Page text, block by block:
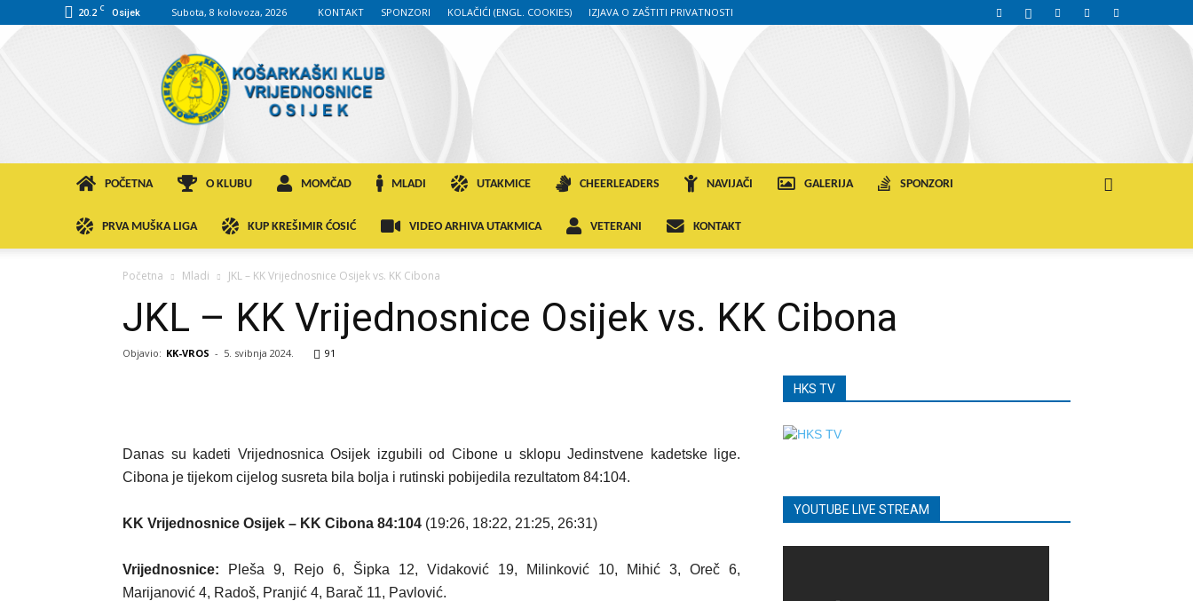
20.2 C Osijek Subota, 8 kolovoza, 2026 KONTAKT SPONZORI KOLAČIĆI (ENGL. COOKIES) IZJAVA O ZAŠTITI PRIVATNOSTI
KK
VROS
POČETNA O KLUBU MOMČAD MLADI UTAKMICE CHEERLEADERS NAVIJAČI GALERIJA SPONZORI
PRVA MUŠKA LIGA KUP KREŠIMIR ĆOSIĆ VIDEO ARHIVA UTAKMICA VETERANI KONTAKT
Početna Mladi JKL – KK Vrijednosnice Osijek vs. KK Cibona
JKL – KK Vrijednosnice Osijek vs. KK Cibona
Objavio: KK-VROS - 5. svibnja 2024. 91
Danas su kadeti Vrijednosnica Osijek izgubili od Cibone u sklopu Jedinstvene kadetske lige.
Cibona je tijekom cijelog susreta bila bolja i rutinski pobijedila rezultatom 84:104.
KK Vrijednosnice Osijek – KK Cibona 84:104 (19:26, 18:22, 21:25, 26:31)
Vrijednosnice: Pleša 9, Rejo 6, Šipka 12, Vidaković 19, Milinković 10, Mihić 3, Oreč 6,
Marijanović 4, Radoš, Pranjić 4, Barač 11, Pavlović.
HKS TV
YOUTUBE LIVE STREAM